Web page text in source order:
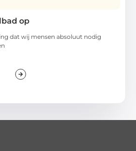
op
dat wij mensen absoluut nodig